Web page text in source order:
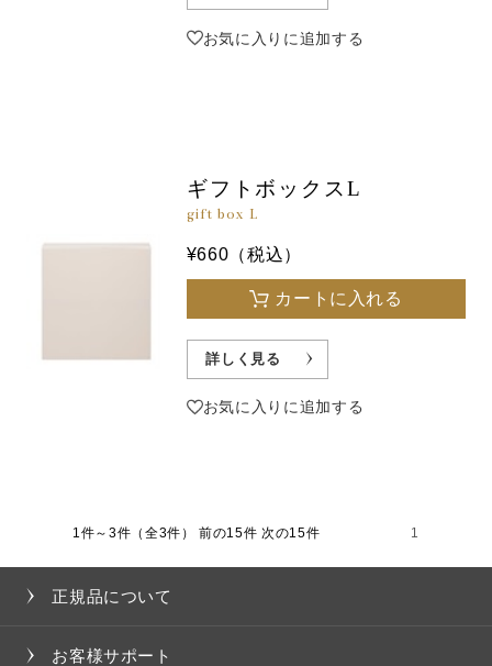
お気に入りに追加する
ギフトボックスL
gift box L
¥660（税込）
カートに入れる
詳しく見る
お気に入りに追加する
1件～3件（全3件） 前の15件 次の15件 1
正規品について
お客様サポート